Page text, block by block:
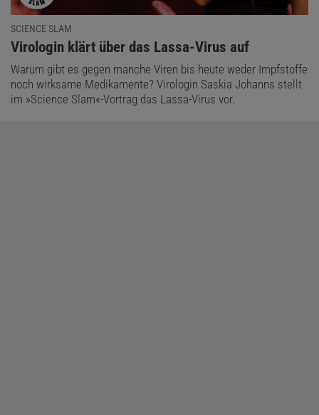
SCIENCE SLAM
:
Virologin klärt über das Lassa-Virus auf
Warum gibt es gegen manche Viren bis heute weder Impfstoffe
noch wirksame Medikamente? Virologin Saskia Johanns stellt
im »Science Slam«-Vortrag das Lassa-Virus vor.